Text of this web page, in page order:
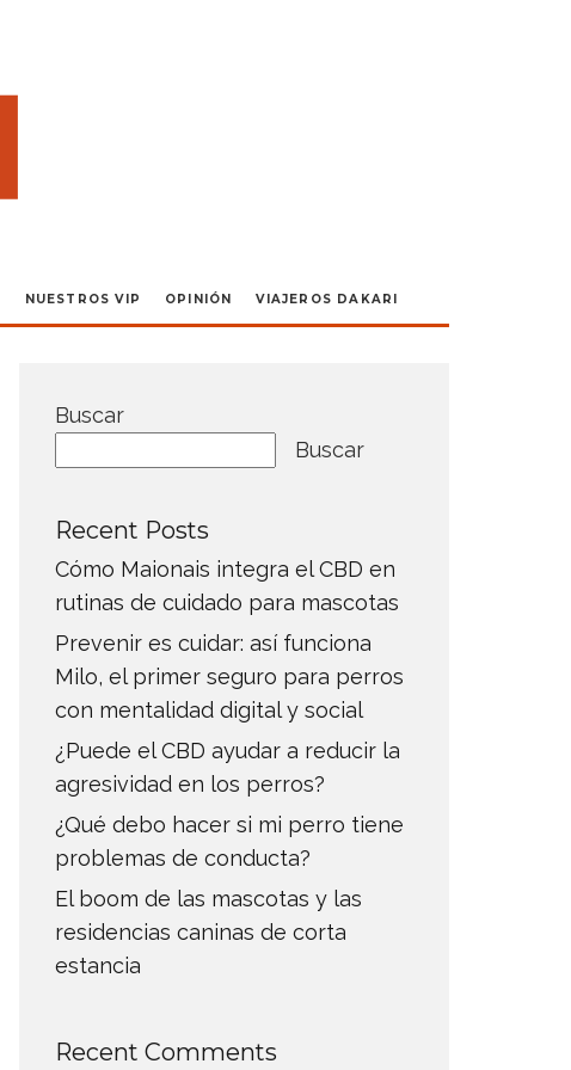
NUESTROS VIP OPINIÓN VIAJEROS DAKARI
Buscar
Buscar
Recent Posts
Cómo Maionais integra el CBD en
rutinas de cuidado para mascotas
Prevenir es cuidar: así funciona
Milo, el primer seguro para perros
con mentalidad digital y social
¿Puede el CBD ayudar a reducir la
agresividad en los perros?
¿Qué debo hacer si mi perro tiene
problemas de conducta?
El boom de las mascotas y las
residencias caninas de corta
estancia
Recent Comments